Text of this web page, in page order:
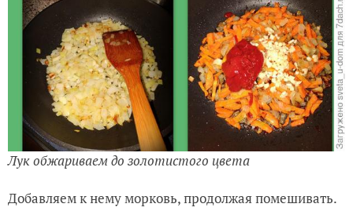
Лук обжариваем до золотистого цвета
Добавляем к нему морковь, продолжая помешивать.